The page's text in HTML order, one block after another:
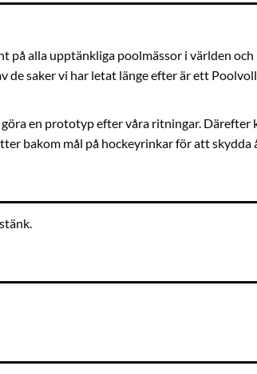
alla upptänkliga poolmässor i världen
de saker vi har letat länge efter är ett
en prototyp efter våra ritningar.
bakom mål på hockeyrinkar för att